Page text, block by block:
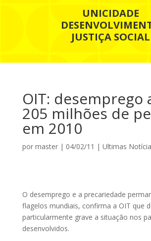
UNICIDADE
JUSTIÇA SOCIAL
OIT: desemprego
205 milhões de
em 2010
por master| 04/02/11 | Ultimas
O desemprego e a precariedade
flagelos mundiais, confirma a OIT que
particularmente grave a situação nos
desenvolvidos.